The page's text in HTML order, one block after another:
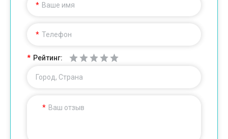
Ваше имя
Телефон
Рейтинг:
Город, Страна
Ваш отзыв